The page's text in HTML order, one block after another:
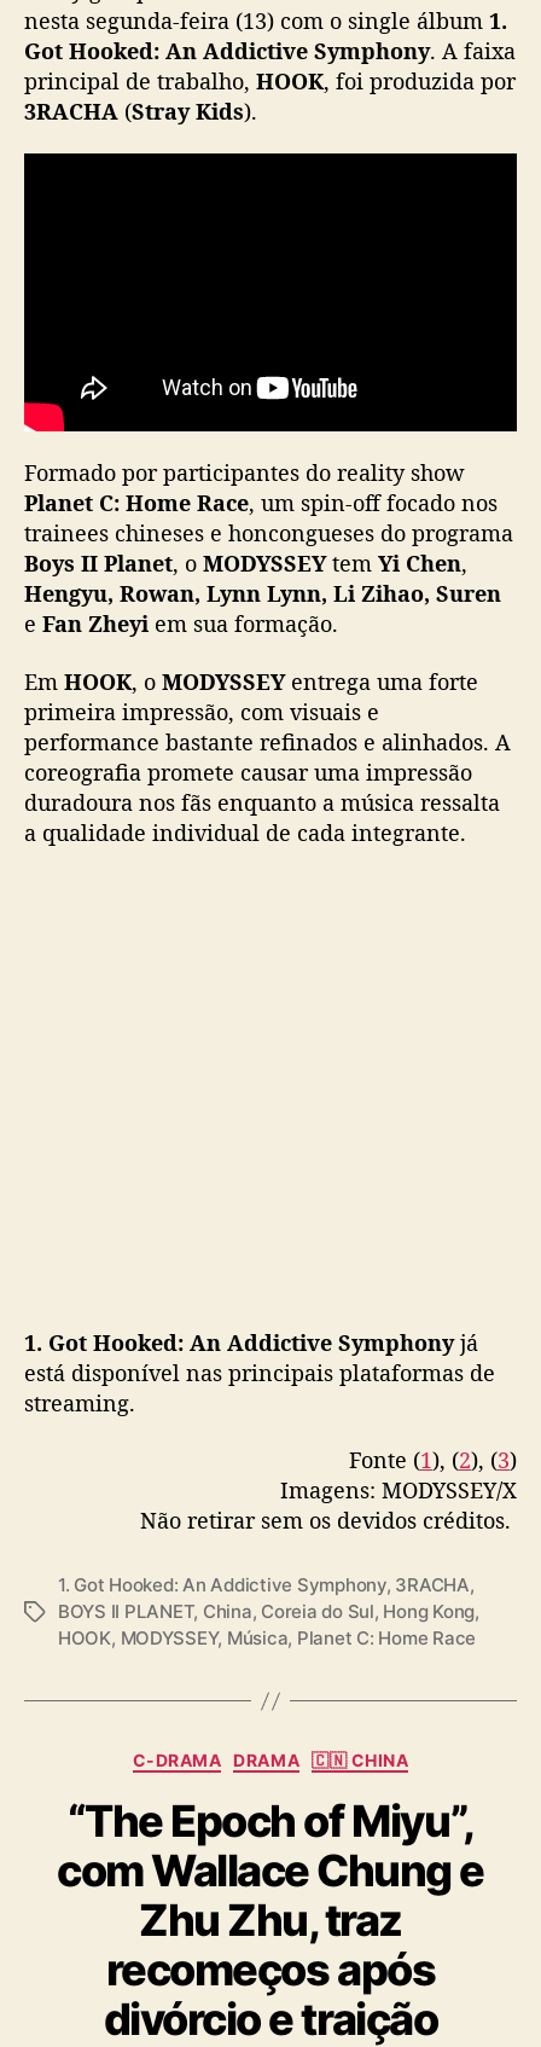
d
e
u
o
d
z
d
o
r
A
C
H
nesta segunda-feira (13) com o single álbum 1.
Got Hooked: An Addictive Symphony. A faixa
principal de trabalho, HOOK, foi produzida por
3RACHA (Stray Kids).
Formado por participantes do reality show
Planet C: Home Race, um spin-off focado nos
trainees chineses e honcongueses do programa
Boys II Planet, o MODYSSEYtem Yi Chen,
Hengyu, Rowan, Lynn Lynn, Li Zihao, Suren
e Fan Zheyi em sua formação.
Em HOOK, o MODYSSEYentrega uma forte
primeira impressão, com visuais e
performance bastante refinados e alinhados. A
coreografia promete causar uma impressão
duradoura nos fãs enquanto a música ressalta
a qualidade individual de cada integrante.
1. Got Hooked: An Addictive Symphonyjá
está disponível nas principais plataformas de
streaming.
Fonte (1), (2), (3)
Imagens: MODYSSEY/X
Não retirar sem os devidos créditos.
T
1. Got Hooked: An Addictive Symphony, 3RACHA,
BOYS II PLANET, China, Coreia do Sul, Hong Kong,
HOOK, MODYSSEY, Música, Planet C: Home Race
C
t
e
g
o
r
i
a
s
C-DRAMA DRAMA 🇨🇳 CHINA
“The Epoch of Miyu”,
com Wallace Chung e
Zhu Zhu, traz
recomeços após
divórcio e traição